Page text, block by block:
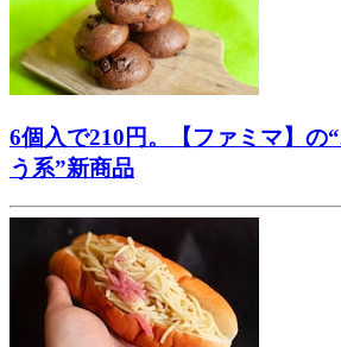
6個入で210円。【ファミマ】の
う系”新商品